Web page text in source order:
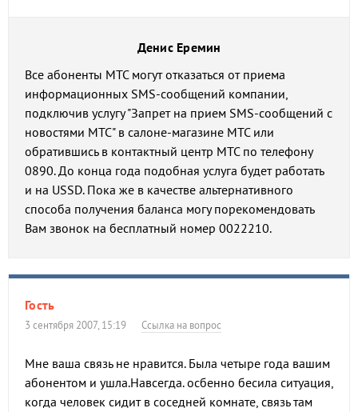
Денис Еремин
Все абоненты МТС могут отказаться от приема
информационных SMS-сообщений компании,
подключив услугу "Запрет на прием SMS-сообщений с
новостями МТС" в салоне-магазине МТС или
обратившись в контактный центр МТС по телефону
0890. До конца года подобная услуга будет работать
и на USSD. Пока же в качестве альтернативного
способа получения баланса могу порекомендовать
Вам звонок на бесплатный номер 0022210.
Гость
3 сентября 2007, 15:19 Ссылка на вопрос
Мне ваша связь не нравится. Была четыре года вашим
абонентом и ушла.Навсегда. осбенно бесила ситуация,
когда человек сидит в соседней комнате, связь там